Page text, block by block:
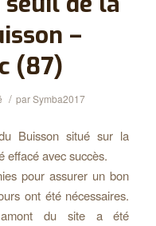
–
(87)
/ parSymba2017
Buisson situé sur la
effacé avec succès.
pour assurer un bon
ont été nécessaires.
amont du site a été